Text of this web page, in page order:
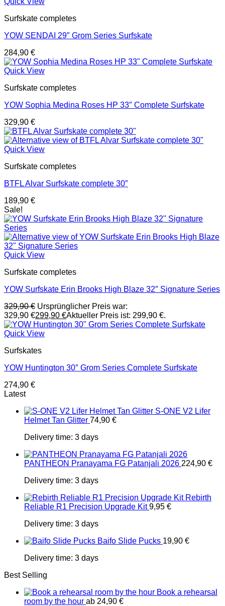
Surfskate completes
YOW SENDAI 29″ Grom Series Surfskate
284,90 €
Quick View
Surfskate completes
YOW Sophia Medina Roses HP 33″ Complete Surfskate
329,90 €
Quick View
Surfskate completes
BTFL Alvar Surfskate complete 30″
189,90 €
Sale!
Quick View
Surfskate completes
YOW Surfskate Erin Brooks High Blaze 32″ Signature Series
329,90€ Ursprünglicher Preis war:
329,90 €299,90 €Aktueller Preis ist: 299,90 €.
Quick View
Surfskates
YOW Huntington 30″ Grom Series Complete Surfskate
274,90 €
Latest
S-ONE V2 Lifer
Helmet Tan Glitter 74,90 €
Delivery time: 3 days
PANTHEON Pranayama FG Patanjali 2026 224,90 €
Delivery time: 3 days
Rebirth
Reliable R1 Precision Upgrade Kit 9,95 €
Delivery time: 3 days
Baifo Slide Pucks 19,90 €
Delivery time: 3 days
Best Selling
Book a rehearsal
room by the hour ab 24,90 €